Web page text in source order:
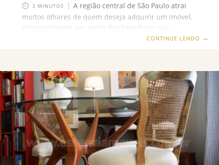
3 MINUTOS
A região central de São Paulo atrai
muitos olhares de quem deseja adquirir um imóvel,
principalmente por conta dos benefícios que
oferece. Então, se você está pretendendo comprar
entre os mais privilegiados em termos de comércio,
lazer, transporte e serviços. Confira: Bela Vista: A
Bela Vista é símbolo de cultura e lazer, tudo isso sem
perder suas características originais, como a
arquitetura dos casarões considerada
CONTINUE LENDO →